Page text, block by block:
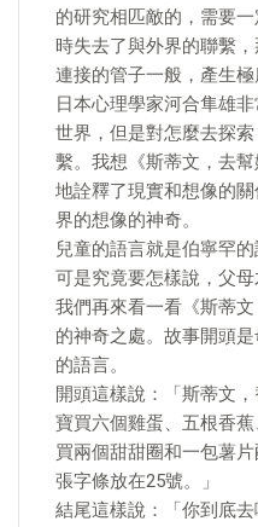
的研究相匹敵的，需要
時失去了與外界的聯繫
連接的管子一般，產生極
日本心理學家河合隼雄
世界，但是對怎麼去探
繫。我想《斯蒂文，去
地詮釋了現實和想像的
界的想像的神奇。
兒童的語言就是伯寧罕
可是究竟要怎樣說，父母
我們再來看一看《斯蒂
的神奇之處。故事開頭
的語言。
開頭這樣說：「斯蒂文
寶買六個雞蛋、五根香
買兩個甜甜圈和一包薯
張字條放在25號。」
結尾這樣說：「你到底